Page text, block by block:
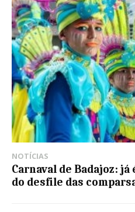
NOTÍCIAS
Carnaval de Badajoz:
do desfile das